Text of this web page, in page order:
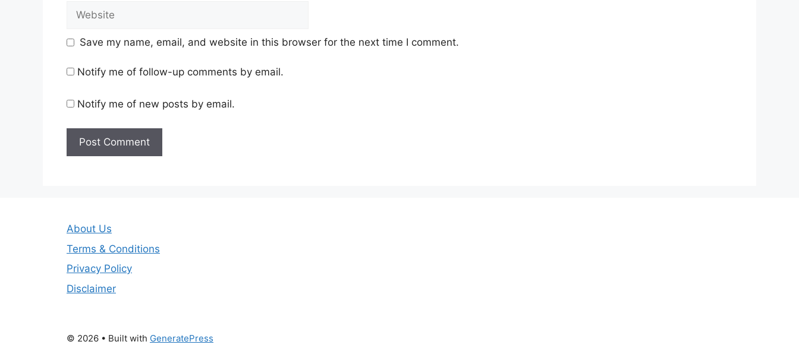
Save my name, email, and website in this browser for the next time I comment.
Notify me of follow-up comments by email.
Notify me of new posts by email.
About Us
Terms & Conditions
Privacy Policy
Disclaimer
© 2026 • Built with GeneratePress